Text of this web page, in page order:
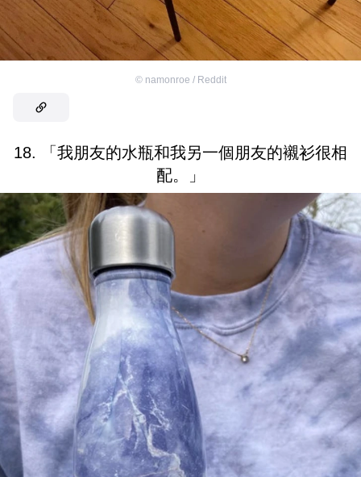
© namonroe / Reddit
18. 「我朋友的水瓶和我另一個朋友的襯衫很相
配。」